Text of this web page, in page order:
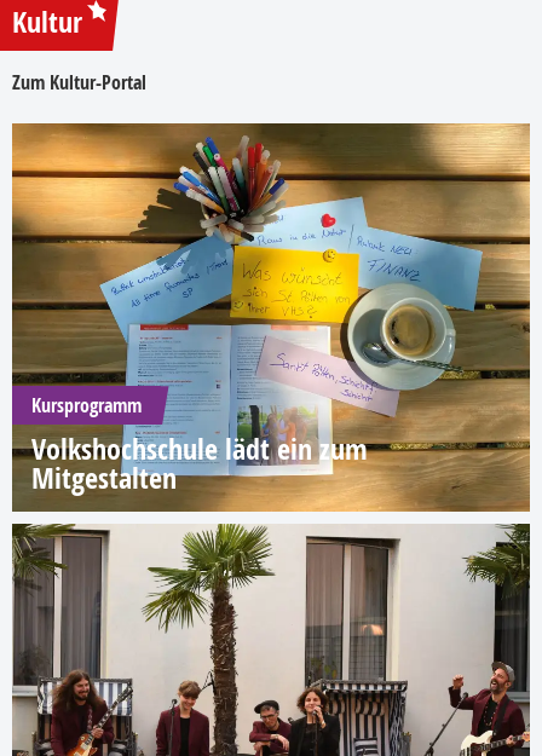
Kultur
Zum Kultur-Portal
Kursprogramm
Volkshochschule lädt ein zum
Mitgestalten